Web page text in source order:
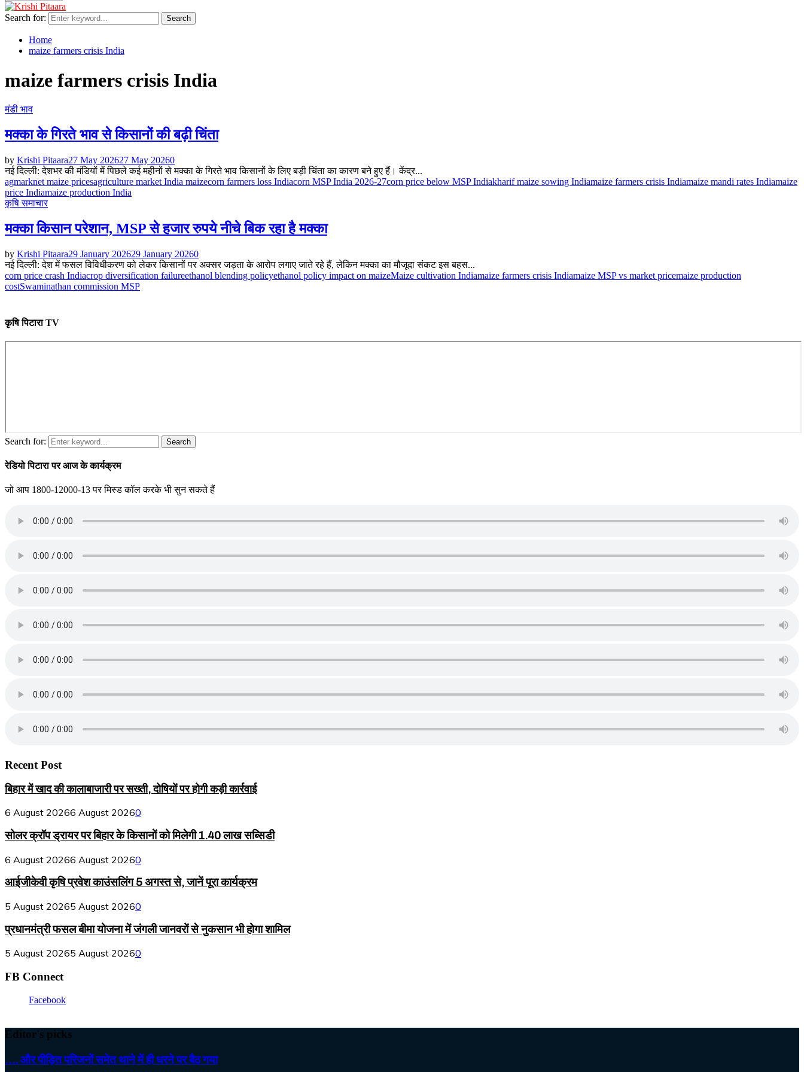
Search for: Search
Home
maize farmers crisis India
maize farmers crisis India
मंडी भाव
मक्का के गिरते भाव से किसानों की बढ़ी चिंता
by Krishi Pitaara27 May 202627 May 20260
नई दिल्ली: देशभर की मंडियों में पिछले कई महीनों से मक्का के गिरते भाव किसानों के लिए बड़ी चिंता का कारण बने हुए हैं। केंद्र...
agmarknet maize pricesagriculture market India maizecorn farmers loss Indiacorn MSP India 2026-27corn price below MSP Indiakharif maize sowing Indiamaize farmers crisis Indiamaize mandi rates Indiamaize
price Indiamaize production India
कृषि समाचार
मक्का किसान परेशान, MSP से हजार रुपये नीचे बिक रहा है मक्का
by Krishi Pitaara29 January 202629 January 20260
नई दिल्ली: देश में फसल विविधीकरण को लेकर किसानों पर अक्सर जड़ता के आरोप लगाए जाते रहे हैं, लेकिन मक्का का मौजूदा संकट इस बहस...
corn price crash Indiacrop diversification failureethanol blending policyethanol policy impact on maizeMaize cultivation Indiamaize farmers crisis Indiamaize MSP vs market pricemaize production
costSwaminathan commission MSP
कृषि पिटारा TV
Search for: Search
रेडियो पिटारा पर आज के कार्यक्रम
जो आप 1800-12000-13 पर मिस्ड कॉल करके भी सुन सकते हैं
Recent Post
बिहार में खाद की कालाबाजारी पर सख्ती, दोषियों पर होगी कड़ी कार्रवाई
6 August 20266 August 20260
सोलर क्रॉप ड्रायर पर बिहार के किसानों को मिलेगी 1.40 लाख सब्सिडी
6 August 20266 August 20260
आईजीकेवी कृषि प्रवेश काउंसलिंग 5 अगस्त से, जानें पूरा कार्यक्रम
5 August 20265 August 20260
प्रधानमंत्री फसल बीमा योजना में जंगली जानवरों से नुकसान भी होगा शामिल
5 August 20265 August 20260
FB Connect
Facebook
Editor's picks
…. और पीड़ित परिजनों समेत थाने में ही धरने पर बैठ गया